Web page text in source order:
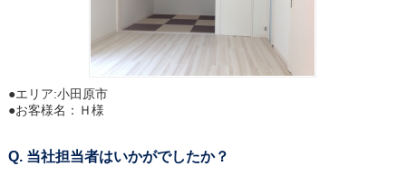
●エリア:小田原市
●お客様名： Ｈ様
当社担当者はいかがでしたか？